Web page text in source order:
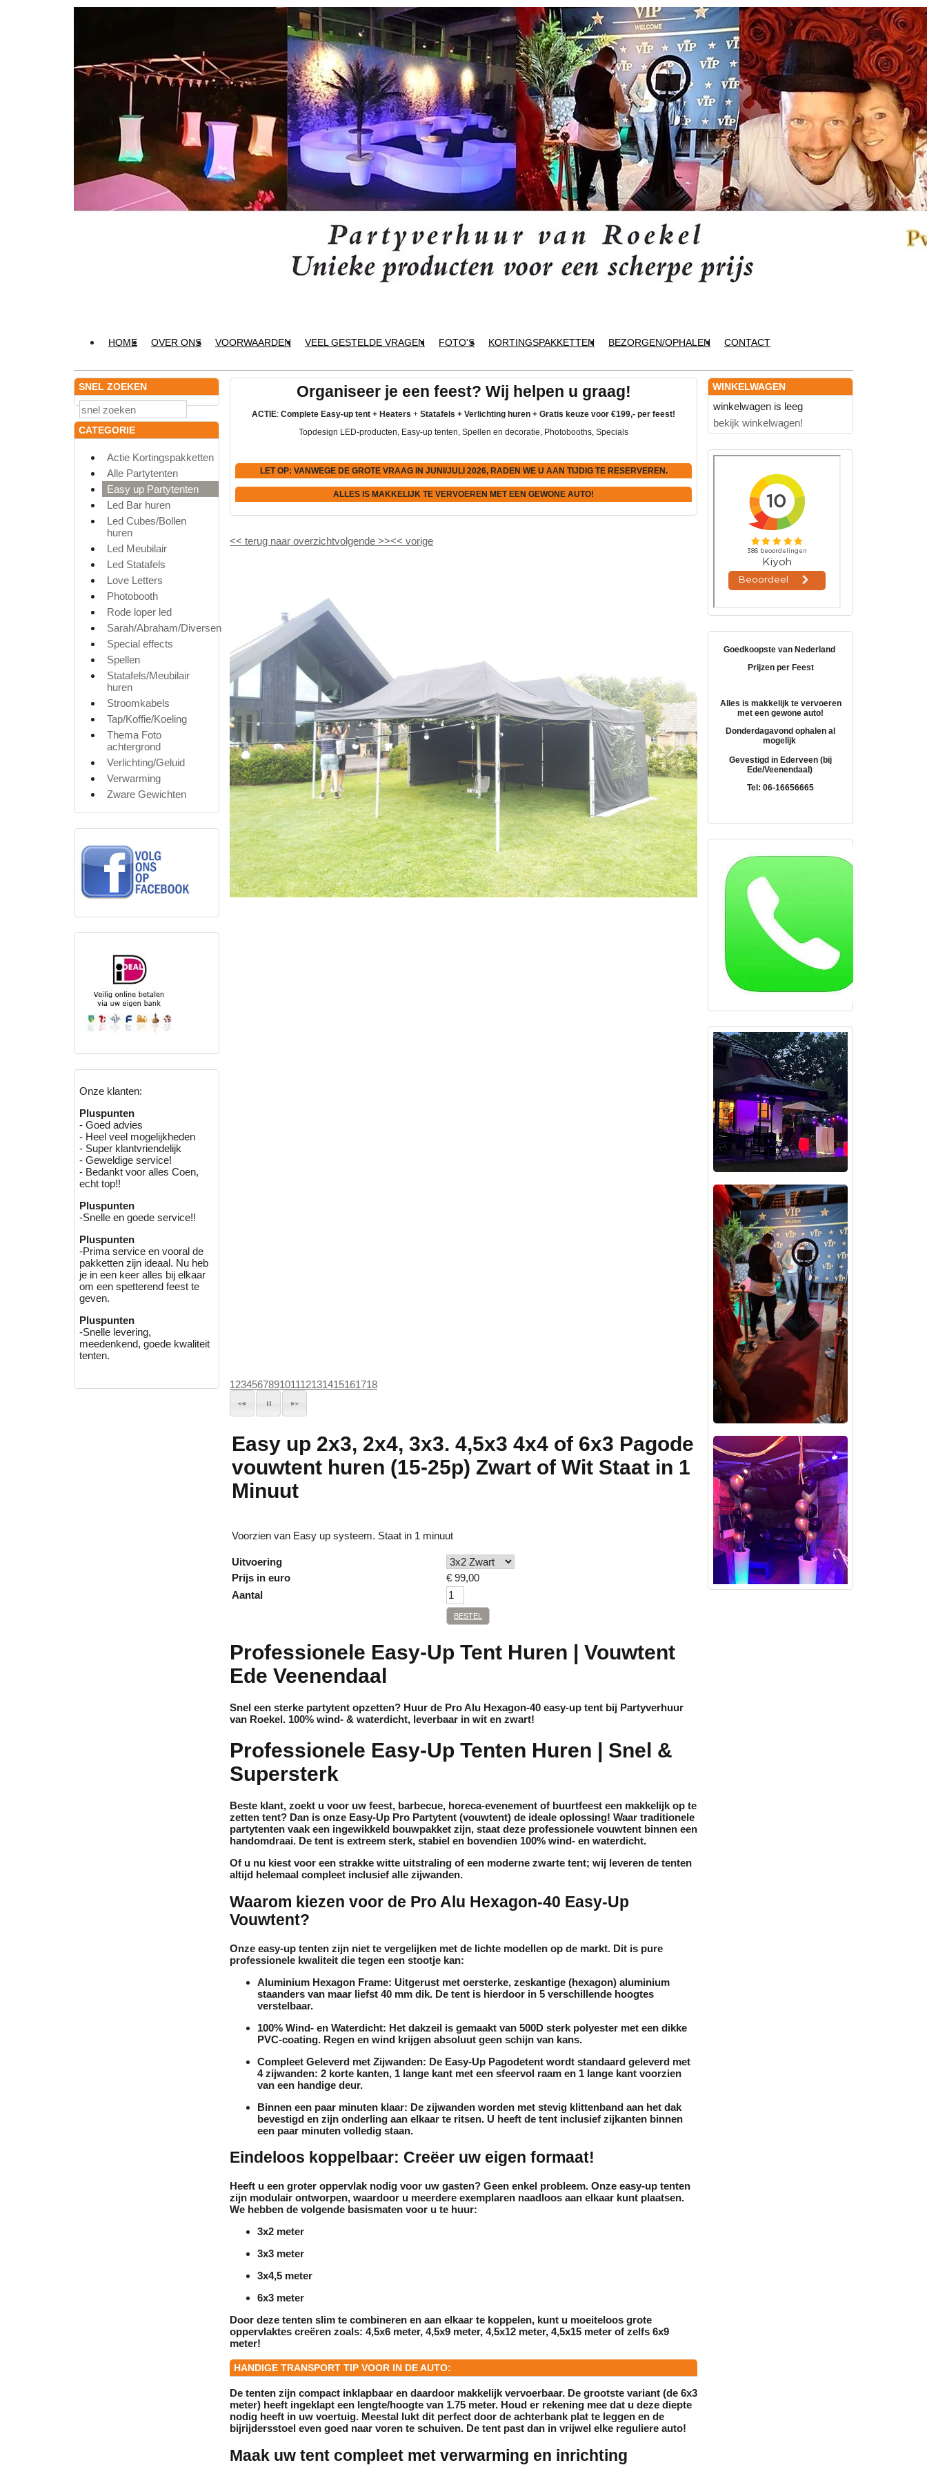
HOME OVER ONS VOORWAARDEN VEEL GESTELDE VRAGEN FOTO'S KORTINGSPAKKETTEN BEZORGEN/OPHALEN CONTACT
SNEL ZOEKEN
CATEGORIE
Actie Kortingspakketten
Alle Partytenten
Easy up Partytenten
Led Bar huren
Led Cubes/Bollen
huren
Led Meubilair
Led Statafels
Love Letters
Photobooth
Rode loper led
Sarah/Abraham/Diversen
Special effects
Spellen
Statafels/Meubilair
huren
Stroomkabels
Tap/Koffie/Koeling
Thema Foto
achtergrond
Verlichting/Geluid
Verwarming
Zware Gewichten
Onze klanten:
Pluspunten
- Goed advies
- Heel veel mogelijkheden
- Super klantvriendelijk
- Geweldige service!
- Bedankt voor alles Coen,
echt top!!
Pluspunten
-Snelle en goede service!!
Pluspunten
-Prima service en vooral de
pakketten zijn ideaal. Nu heb
je in een keer alles bij elkaar
om een spetterend feest te
geven.
Pluspunten
-Snelle levering,
meedenkend, goede kwaliteit
tenten.
Organiseer je een feest? Wij helpen u graag!
ACTIE: Complete Easy-up tent + Heaters + Statafels + Verlichting huren + Gratis keuze voor €199,- per feest!
Topdesign LED-producten, Easy-up tenten, Spellen en decoratie, Photobooths, Specials
LET OP: VANWEGE DE GROTE VRAAG IN JUNI/JULI 2026, RADEN WE U AAN TIJDIGTE RESERVEREN.
ALLES IS MAKKELIJK TE VERVOEREN MET EEN GEWONE AUTO!
<< terug naar overzichtvolgende >><< vorige
123456789101112131415161718
Easy up 2x3, 2x4, 3x3. 4,5x3 4x4 of 6x3 Pagode
vouwtent huren (15-25p) Zwart of Wit Staat in 1
Minuut
Voorzien van Easy up systeem. Staat in 1 minuut
Uitvoering
Prijs in euro
€ 99,00
Aantal
BESTEL
Professionele Easy-Up Tent Huren | Vouwtent
Ede Veenendaal
Snel een sterke partytent opzetten? Huur de Pro Alu Hexagon-40 easy-up tent bij Partyverhuur
van Roekel. 100% wind- & waterdicht, leverbaar in wit en zwart!
Professionele Easy-Up Tenten Huren | Snel &
Supersterk
Beste klant, zoekt u voor uw feest, barbecue, horeca-evenement of buurtfeest een makkelijk op te
zetten tent? Dan is onze Easy-Up Pro Partytent (vouwtent) de ideale oplossing! Waar traditionele
partytenten vaak een ingewikkeld bouwpakket zijn, staat deze professionele vouwtent binnen een
handomdraai. De tent is extreem sterk, stabiel en bovendien 100% wind- en waterdicht.
Of u nu kiest voor een strakke witte uitstraling of een moderne zwarte tent; wij leveren de tenten
altijd helemaal compleet inclusief alle zijwanden.
Waarom kiezen voor de Pro Alu Hexagon-40 Easy-Up
Vouwtent?
Onze easy-up tenten zijn niet te vergelijken met de lichte modellen op de markt. Dit is pure
professionele kwaliteit die tegen een stootje kan:
Aluminium Hexagon Frame: Uitgerust met oersterke, zeskantige (hexagon) aluminium
staanders van maar liefst 40 mm dik. De tent is hierdoor in 5 verschillende hoogtes
verstelbaar.
100% Wind- en Waterdicht: Het dakzeil is gemaakt van 500D sterk polyester met een dikke
PVC-coating. Regen en wind krijgen absoluut geen schijn van kans.
Compleet Geleverd met Zijwanden: De Easy-Up Pagodetent wordt standaard geleverd met
4 zijwanden: 2 korte kanten, 1 lange kant met een sfeervol raam en 1 lange kant voorzien
van een handige deur.
Binnen een paar minuten klaar: De zijwanden worden met stevig klittenband aan het dak
bevestigd en zijn onderling aan elkaar te ritsen. U heeft de tent inclusief zijkanten binnen
een paar minuten volledig staan.
Eindeloos koppelbaar: Creëer uw eigen formaat!
Heeft u een groter oppervlak nodig voor uw gasten? Geen enkel probleem. Onze easy-up tenten
zijn modulair ontworpen, waardoor u meerdere exemplaren naadloos aan elkaar kunt plaatsen.
We hebben de volgende basismaten voor u te huur:
3x2 meter
3x3 meter
3x4,5 meter
6x3 meter
Door deze tenten slim te combineren en aan elkaar te koppelen, kunt u moeiteloos grote
oppervlaktes creëren zoals: 4,5x6 meter, 4,5x9 meter, 4,5x12 meter, 4,5x15 meter of zelfs 6x9
meter!
HANDIGE TRANSPORT TIP VOOR IN DE AUTO:
De tenten zijn compact inklapbaar en daardoor makkelijk vervoerbaar. De grootste variant (de 6x3
meter) heeft ingeklapt een lengte/hoogte van 1.75 meter. Houd er rekening mee dat u deze diepte
nodig heeft in uw voertuig. Meestal lukt dit perfect door de achterbank plat te leggen en de
bijrijdersstoel even goed naar voren te schuiven. De tent past dan in vrijwel elke reguliere auto!
Maak uw tent compleet met verwarming en inrichting
WINKELWAGEN
winkelwagen is leeg
bekijk winkelwagen!
Goedkoopste van Nederland
Prijzen per Feest
Alles is makkelijk te vervoeren
met een gewone auto!
Donderdagavond ophalen al
mogelijk
Gevestigd in Ederveen (bij
Ede/Veenendaal)
Tel: 06-16656665